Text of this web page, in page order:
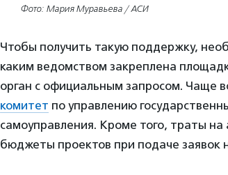
Фото: Мария Муравьева / АСИ
Чтобы получить такую поддержку,
каким ведомством закреплена
орган с официальным запросом. Чаще
комитет по управлению
самоуправления. Кроме того, траты
бюджеты проектов при подаче заявок